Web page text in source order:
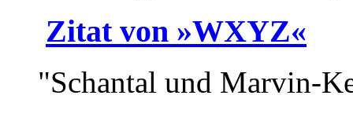
Zitat von »WXYZ«
"Schantal und Marvin-